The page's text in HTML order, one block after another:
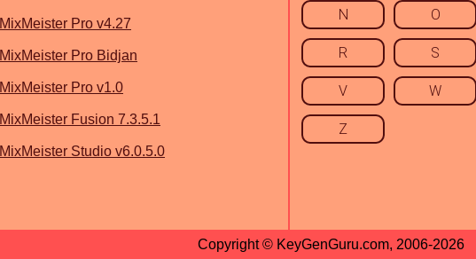
MixMeister Pro v4.27
MixMeister Pro Bidjan
MixMeister Pro v1.0
MixMeister Fusion 7.3.5.1
MixMeister Studio v6.0.5.0
N O
R S
V W
Z
Copyright © KeyGenGuru.com, 2006-2026